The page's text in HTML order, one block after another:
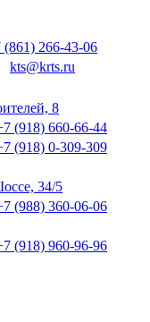
266-43-06
kts@krts.ru
8
(918) 660-66-44
(918) 0-309-309
34/5
(988) 360-06-06
(918) 960-96-96